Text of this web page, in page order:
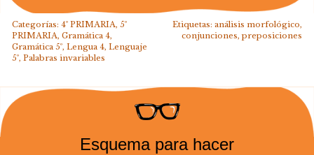
Categorías: 4º PRIMARIA, 5º
PRIMARIA, Gramática 4,
Gramática 5º, Lengua 4, Lenguaje
5º, Palabras invariables
Etiquetas:análisis morfológico,
conjunciones,preposiciones
Esquema para hacer